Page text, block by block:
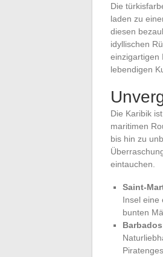
Die
laden zu
diesen
idyllischen
einzigartigen
lebendigen
Die Karibik
maritimen
bis hin zu
eintauchen.
Saint-
Insel eine
bunten
Barbados